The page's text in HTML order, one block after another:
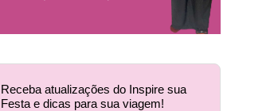
Receba atualizações do Inspire sua
Festa e dicas para sua viagem!